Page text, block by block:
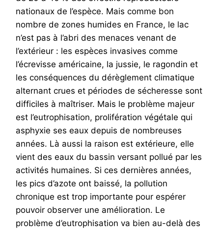
nationaux de l’espèce. Mais comme bon
nombre de zones humides en France, le lac
n’est pas à l’abri des menaces venant de
l’extérieur : les espèces invasives comme
l’écrevisse américaine, la jussie, le ragondin et
les conséquences du dérèglement climatique
alternant crues et périodes de sécheresse sont
difficiles à maîtriser. Mais le problème majeur
est l’eutrophisation, prolifération végétale qui
asphyxie ses eaux depuis de nombreuses
années. Là aussi la raison est extérieure, elle
vient des eaux du bassin versant pollué par les
activités humaines. Si ces dernières années,
les pics d’azote ont baissé, la pollution
chronique est trop importante pour espérer
pouvoir observer une amélioration. Le
problème d’eutrophisation va bien au-delà des